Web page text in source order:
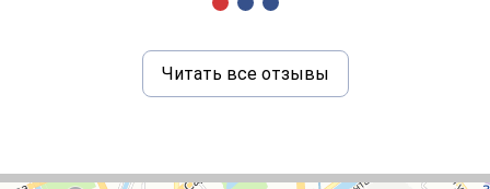
Читать все отзывы